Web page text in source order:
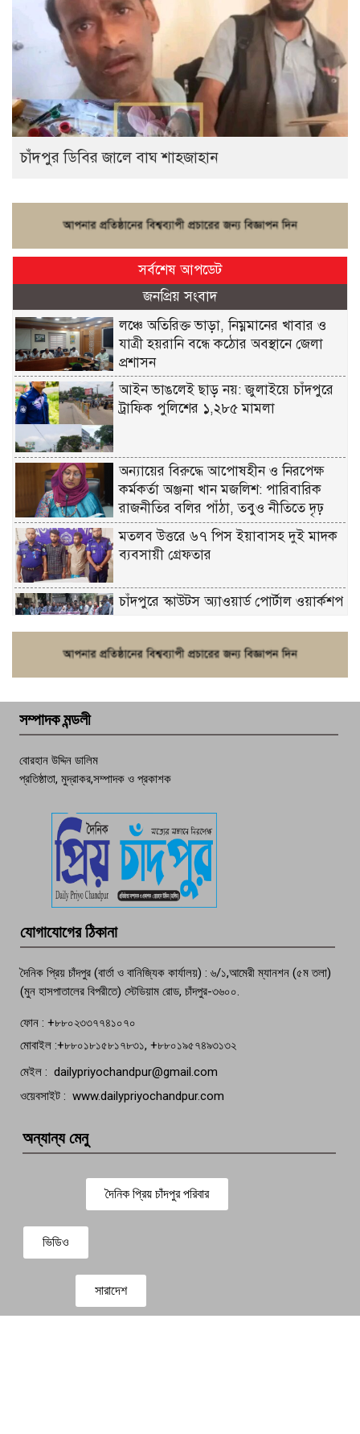
চাঁদপুর ডিবির জালে বাঘ শাহজাহান
সর্বশেষ আপডেট
জনপ্রিয় সংবাদ
লঞ্চে অতিরিক্ত ভাড়া, নিম্নমানের খাবার ও
যাত্রী হয়রানি বন্ধে কঠোর অবস্থানে জেলা
প্রশাসন
আইন ভাঙলেই ছাড় নয়: জুলাইয়ে চাঁদপুরে
ট্রাফিক পুলিশের ১,২৮৫ মামলা
অন্যায়ের বিরুদ্ধে আপোষহীন ও নিরপেক্ষ
কর্মকর্তা অঞ্জনা খান মজলিশ: পারিবারিক
রাজনীতির বলির পাঁঠা, তবুও নীতিতে দৃঢ়
মতলব উত্তরে ৬৭ পিস ইয়াবাসহ দুই মাদক
ব্যবসায়ী গ্রেফতার
চাঁদপুরে স্কাউটস অ্যাওয়ার্ড পোর্টাল ওয়ার্কশপ
পচা দুর্গন্ধে ৯৯৯-এ ফোন, ফরিদগঞ্জে
তরুণের অর্ধগলিত লাশ উদ্ধার
বেঁচে নেই, বিভিন্ন সংগঠনের শোক
সম্পাদক মন্ডলী
বোরহান উদ্দিন ডালিম
প্রতিষ্ঠাতা, মুদ্রাকর,সম্পাদক ও প্রকাশক
যোগাযোগের ঠিকানা
দৈনিক প্রিয় চাঁদপুর (বার্তা ও বানিজ্যিক কার্যালয়) : ৬/১,আমেরী ম্যানশন (৫ম তলা)
(মুন হাসপাতালের বিপরীতে) স্টেডিয়াম রোড, চাঁদপুর-৩৬০০.
ফোন : +৮৮০২৩৩৭৭৪১০৭০
মোবাইল :+৮৮০১৮১৫৮১৭৮৩১, +৮৮০১৯৫৭৪৯৩১৩২
মেইল : dailypriyochandpur@gmail.com
ওয়েবসাইট : www.dailypriyochandpur.com
অন্যান্য মেনু
দৈনিক প্রিয় চাঁদপুর পরিবার
ভিডিও
সারাদেশ